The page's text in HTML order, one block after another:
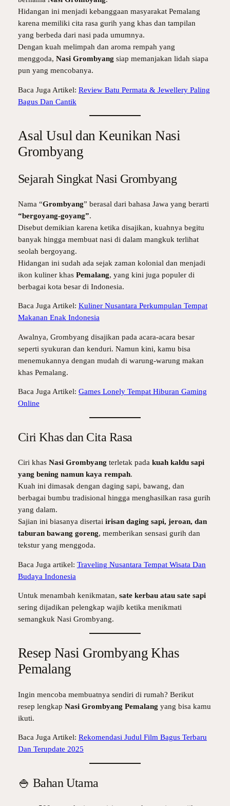
Hidangan ini menjadi kebanggaan masyarakat Pemalang
karena memiliki cita rasa gurih yang khas dan tampilan
yang berbeda dari nasi pada umumnya.
Dengan kuah melimpah dan aroma rempah yang
menggoda, Nasi Grombyang siap memanjakan lidah siapa
pun yang mencobanya.
Baca Juga Artikel: Review Batu Permata & Jewellery Paling
Bagus Dan Cantik
Asal Usul dan Keunikan Nasi
Grombyang
Sejarah Singkat Nasi Grombyang
Nama “Grombyang” berasal dari bahasa Jawa yang berarti
“bergoyang-goyang”.
Disebut demikian karena ketika disajikan, kuahnya begitu
banyak hingga membuat nasi di dalam mangkuk terlihat
seolah bergoyang.
Hidangan ini sudah ada sejak zaman kolonial dan menjadi
ikon kuliner khas Pemalang, yang kini juga populer di
berbagai kota besar di Indonesia.
Baca Juga Artikel: Kuliner Nusantara Perkumpulan Tempat
Makanan Enak Indonesia
Awalnya, Grombyang disajikan pada acara-acara besar
seperti syukuran dan kenduri. Namun kini, kamu bisa
menemukannya dengan mudah di warung-warung makan
khas Pemalang.
Baca Juga Artikel: Games Lonely Tempat Hiburan Gaming
Online
Ciri Khas dan Cita Rasa
Ciri khas Nasi Grombyang terletak pada kuah kaldu sapi
yang bening namun kaya rempah.
Kuah ini dimasak dengan daging sapi, bawang, dan
berbagai bumbu tradisional hingga menghasilkan rasa gurih
yang dalam.
Sajian ini biasanya disertai irisan daging sapi, jeroan, dan
taburan bawang goreng, memberikan sensasi gurih dan
tekstur yang menggoda.
Baca Juga artikel: Traveling Nusantara Tempat Wisata Dan
Budaya Indonesia
Untuk menambah kenikmatan, sate kerbau atau sate sapi
sering dijadikan pelengkap wajib ketika menikmati
semangkuk Nasi Grombyang.
Resep Nasi Grombyang Khas
Pemalang
Ingin mencoba membuatnya sendiri di rumah? Berikut
resep lengkap Nasi Grombyang Pemalang yang bisa kamu
ikuti.
Baca Juga Artikel: Rekomendasi Judul Film Bagus Terbaru
Dan Terupdate 2025
🍚 Bahan Utama